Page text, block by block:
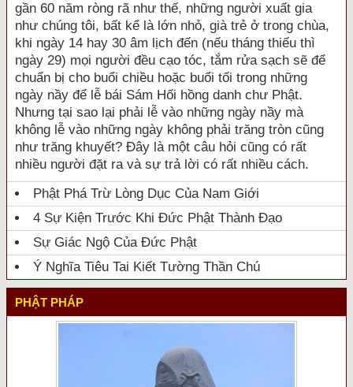
gần 60 năm ròng rã như thế, những người xuất gia
như chúng tôi, bất kể là lớn nhỏ, già trẻ ở trong chùa,
khi ngày 14 hay 30 âm lịch đến (nếu tháng thiếu thì
ngày 29) mọi người đều cạo tóc, tắm rửa sạch sẽ để
chuẩn bị cho buổi chiều hoặc buổi tối trong những
ngày nầy để lễ bái Sám Hối hồng danh chư Phật.
Nhưng tại sao lại phải lễ vào những ngày nầy mà
không lễ vào những ngày không phải trăng tròn cũng
như trăng khuyết? Đây là một câu hỏi cũng có rất
nhiều người đặt ra và sự trả lời có rất nhiều cách.
Phật Phá Trừ Lòng Dục Của Nam Giới
4 Sự Kiện Trước Khi Đức Phật Thành Đạo
Sự Giác Ngộ Của Đức Phật
Ý Nghĩa Tiêu Tai Kiết Tường Thần Chú
PHẬT PHÁP